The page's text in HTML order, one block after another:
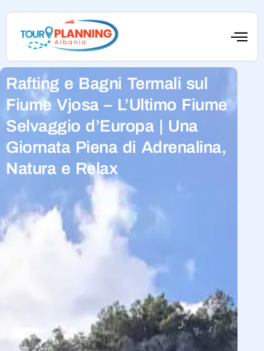
Rafting e Bagni Termali sul
Fiume Vjosa – L’Ultimo Fiume
Selvaggio d’Europa | Una
Giornata Piena di Adrenalina,
Natura e Relax